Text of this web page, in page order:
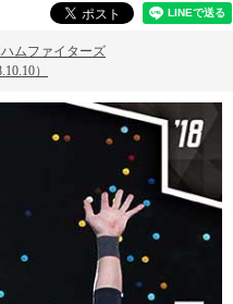
ムファイターズ
）